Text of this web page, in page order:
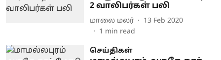
2 வாலிபர்கள் பலி
மாலை மலர்
13 Feb 2020
1 min read
செய்திகள்